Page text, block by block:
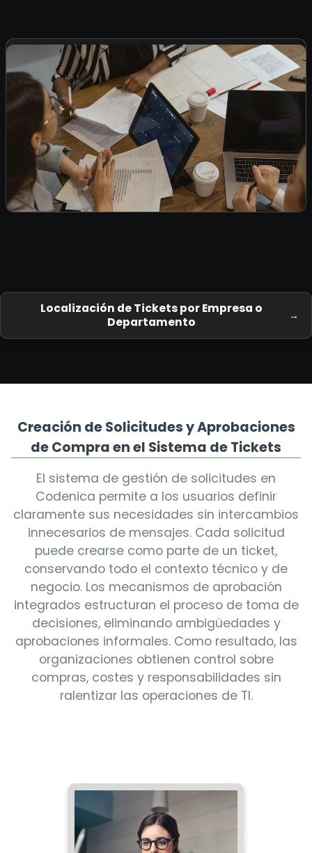
Localización de Tickets por Empresa o
Departamento
Creación de Solicitudes y Aprobaciones
de Compra en el Sistema de Tickets
El sistema de gestión de solicitudes en
Codenica permite a los usuarios definir
claramente sus necesidades sin intercambios
innecesarios de mensajes. Cada solicitud
puede crearse como parte de un ticket,
conservando todo el contexto técnico y de
negocio. Los mecanismos de aprobación
integrados estructuran el proceso de toma de
decisiones, eliminando ambigüedades y
aprobaciones informales. Como resultado, las
organizaciones obtienen control sobre
compras, costes y responsabilidades sin
ralentizar las operaciones de TI.